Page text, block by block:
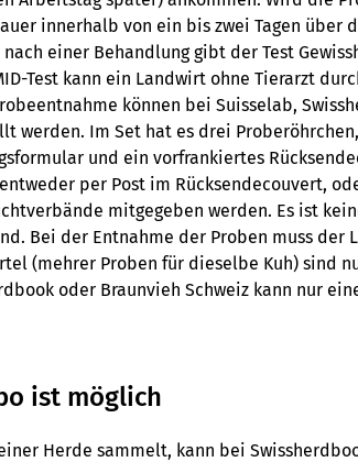
innerhalb von ein bis zwei Tagen über
einer Behandlung gibt der Test
Test kann ein Landwirt ohne Tierarzt
können bei Suisselab,
werden. Im Set hat es drei
und ein vorfrankiertes
per Post im Rücksendecouvert,
mitgegeben werden. Es ist
Bei der Entnahme der Proben muss
(mehrer Proben für dieselbe Kuh) sind
oder Braunvieh Schweiz kann nur
ist möglich
Herde sammelt, kann bei